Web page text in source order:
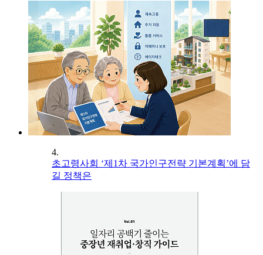
4.
초고령사회 ‘제1차 국가인구전략 기본계획’에 담
길 정책은